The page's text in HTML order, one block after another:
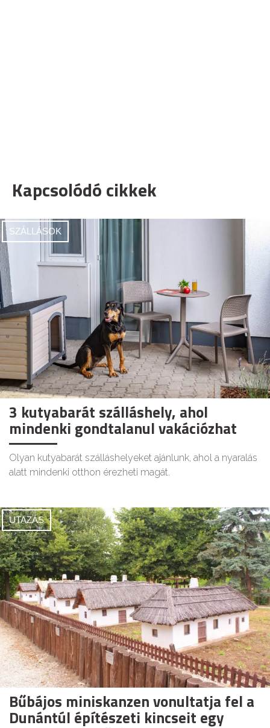
Kapcsolódó cikkek
SZÁLLÁSOK
3 kutyabarát szálláshely, ahol
mindenki gondtalanul vakációzhat
Olyan kutyabarát szálláshelyeket ajánlunk, ahol a nyaralás
alatt mindenki otthon érezheti magát.
UTAZÁS
Bűbájos miniskanzen vonultatja fel a
Dunántúl építészeti kincseit egy